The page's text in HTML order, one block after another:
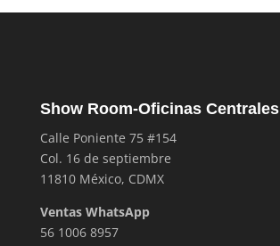
Show Room-Oficinas Centrales
Calle Poniente 75 #154
Col. 16 de septiembre
11810 México, CDMX
Ventas WhatsApp
56 1006 8957